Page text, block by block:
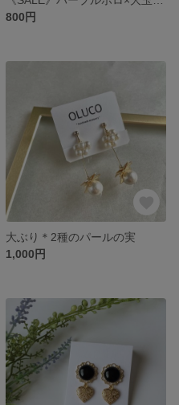
800円
大ぶり＊2種のパールの実
1,000円